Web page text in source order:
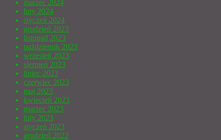
marzec 2024
luty 2024
styczeń 2024
grudzień 2023
listopad 2023
październik 2023
wrzesień 2023
sierpień 2023
lipiec 2023
czerwiec 2023
maj 2023
kwiecień 2023
marzec 2023
luty 2023
styczeń 2023
grudzień 2022